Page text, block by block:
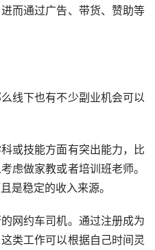
而通过广告、带货、赞助等
线下也有不少副业机会可以
或技能方面有突出能力，比
虑做家教或者培训班老师。
是稳定的收入来源。
网约车司机。通过注册成为
类工作可以根据自己时间灵